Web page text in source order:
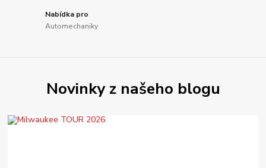
Nabídka pro
Automechaniky
Novinky z našeho blogu